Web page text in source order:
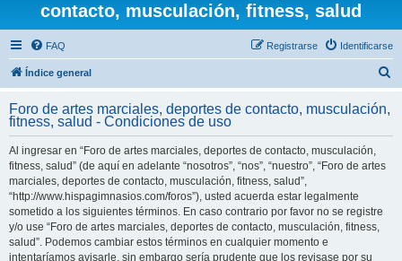
contacto, musculación, fitness, salud
FAQ Identificarse
Registrarse
Índice general
c
Foro de artes marciales, deportes de contacto, musculación,
fitness, salud - Condiciones de uso
Al ingresar en “Foro de artes marciales, deportes de contacto, musculación,
fitness, salud” (de aquí en adelante “nosotros”, “nos”, “nuestro”, “Foro de artes
marciales, deportes de contacto, musculación, fitness, salud”,
“http://www.hispagimnasios.com/foros”), usted acuerda estar legalmente
sometido a los siguientes términos. En caso contrario por favor no se registre
y/o use “Foro de artes marciales, deportes de contacto, musculación, fitness,
salud”. Podemos cambiar estos términos en cualquier momento e
intentaríamos avisarle, sin embargo sería prudente que los revisase por su